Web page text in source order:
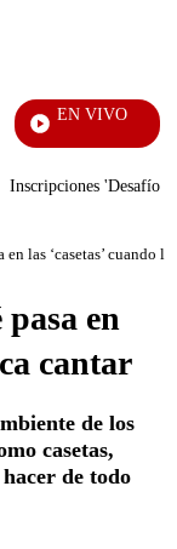
EN VIVO
Inscripciones 'Desafío'
las ‘casetas’ cuando
en
cantar
de los
casetas,
de todo